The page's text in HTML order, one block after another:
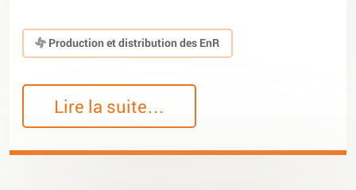
Production et distribution des EnR
Lire la suite…